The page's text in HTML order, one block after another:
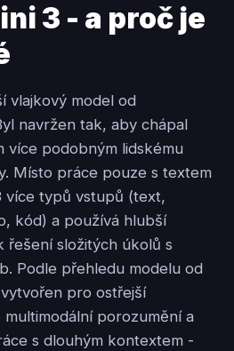
3 - a proč je
vlajkový model od
navržen tak, aby chápal
více podobným lidskému
Místo práce pouze s textem
více typů vstupů (text,
kód) a používá hlubší
řešení složitých úkolů s
Podle přehledu modelu od
pro ostřejší
porozumění a
s dlouhým kontextem -